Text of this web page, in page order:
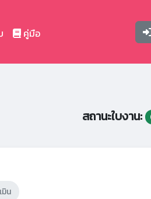
คู่มือ
สถานะใบงาน:
มิน